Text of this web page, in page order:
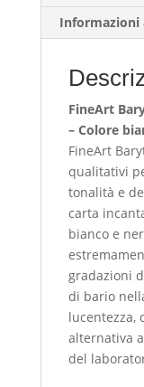
Informazioni
FineArt
– Colore
FineArt
qualitativi
tonalità e
carta
bianco e
gradazioni
di bario
lucentezza,
alternativa
del